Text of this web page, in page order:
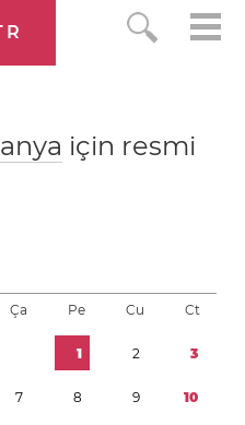
için resmi
Ça Pe Cu Ct
1 2 3
7 8 9 10